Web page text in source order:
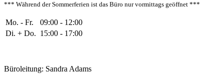
*** Während der Sommerferien ist das Büro nur vormittags geöffnet ***
Mo. - Fr.
09:00 - 12:00
Di. + Do. 15:00 - 17:00
Büroleitung: Sandra Adams